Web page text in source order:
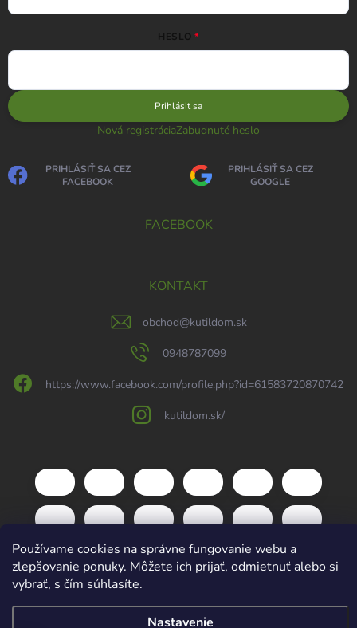
Používame cookies na správne fungovanie webu a
zlepšovanie ponuky. Môžete ich prijať, odmietnuť alebo si
vybrať, s čím súhlasíte.
Nastavenie
HESLO
Prihlásiť sa
Nová registráciaZabudnuté heslo
PRIHLÁSIŤ SA CEZ
FACEBOOK
PRIHLÁSIŤ SA CEZ
GOOGLE
FACEBOOK
KONTAKT
obchod@kutildom.sk
0948787099
https://www.facebook.com/profile.php?id=61583720870742
kutildom.sk/